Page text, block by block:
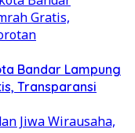
Bandar Lampung
Transparansi